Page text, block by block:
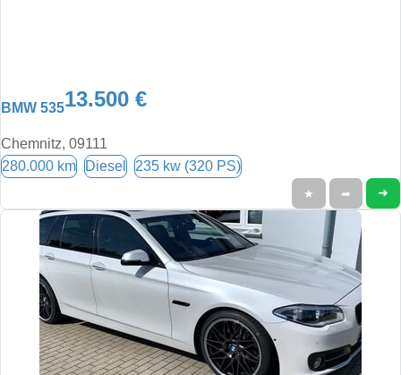
BMW 53513.500 €
Chemnitz, 09111
280.000 km Diesel 235 kw (320 PS)
★ ➦ ➜